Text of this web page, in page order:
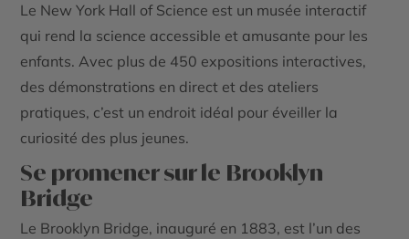
Le New York Hall of Science est un musée interactif
qui rend la science accessible et amusante pour les
enfants. Avec plus de 450 expositions interactives,
des démonstrations en direct et des ateliers
pratiques, c’est un endroit idéal pour éveiller la
curiosité des plus jeunes.
Se promener sur le Brooklyn
Bridge
Le Brooklyn Bridge, inauguré en 1883, est l’un des